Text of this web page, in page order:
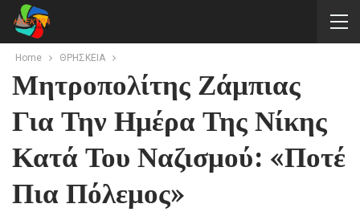
Home ΘΡΗΣΚΕΙΑ
Μητροπολίτης Ζάμπιας
Για Την Ημέρα Της Νίκης
Κατά Του Ναζισμού: «Ποτέ
Πια Πόλεμος»